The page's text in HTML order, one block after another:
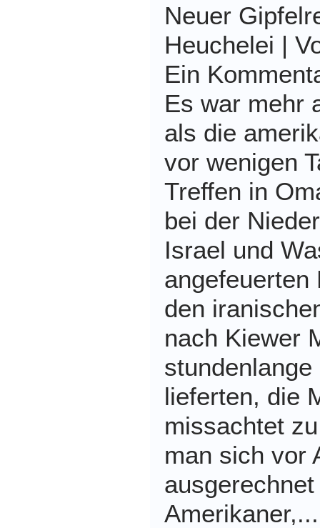
Neuer
Heuchelei |
Ein
Es war mehr
als die
vor wenigen
Treffen in
bei der
Israel und
angefeuerten
den
nach Kiewer
lieferten, die
missachtet
man sich vor